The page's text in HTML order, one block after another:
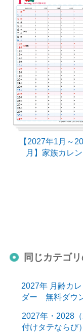
【2027年1月～
月】家族カレ
同じカテゴ
2027年 月齢カ
ダー 無料ダウ
2027年・2028
付けタテならび